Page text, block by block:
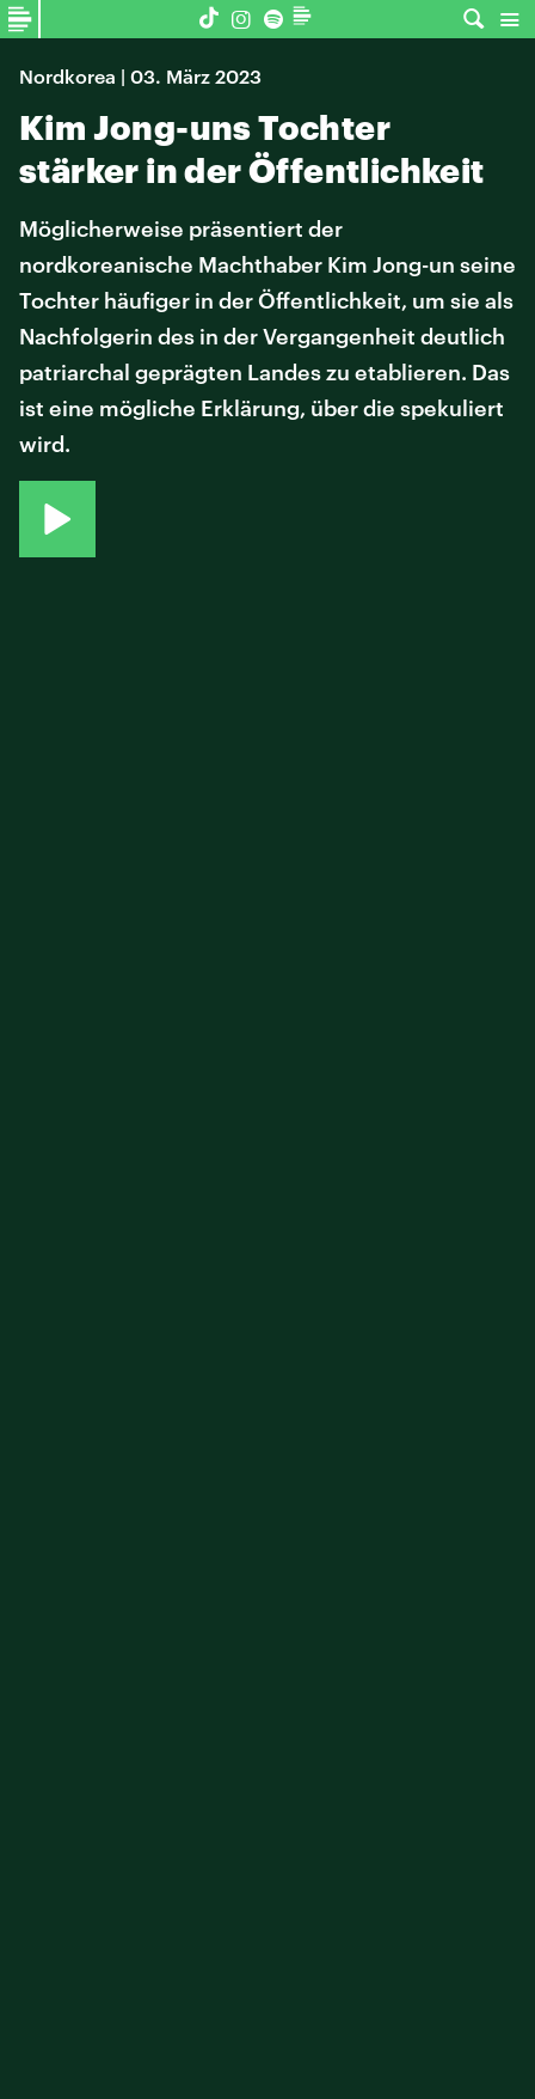
Nordkorea | 03. März 2023
Kim Jong-uns Tochter
stärker in der Öffentlichkeit
Möglicherweise präsentiert der
nordkoreanische Machthaber Kim Jong-un seine
Tochter häufiger in der Öffentlichkeit, um sie als
Nachfolgerin des in der Vergangenheit deutlich
patriarchal geprägten Landes zu etablieren. Das
ist eine mögliche Erklärung, über die spekuliert
wird.